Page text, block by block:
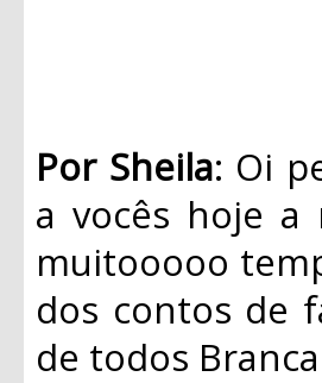
Por Sheila: Oi
a vocês hoje
muitooooo
dos contos de
de todos